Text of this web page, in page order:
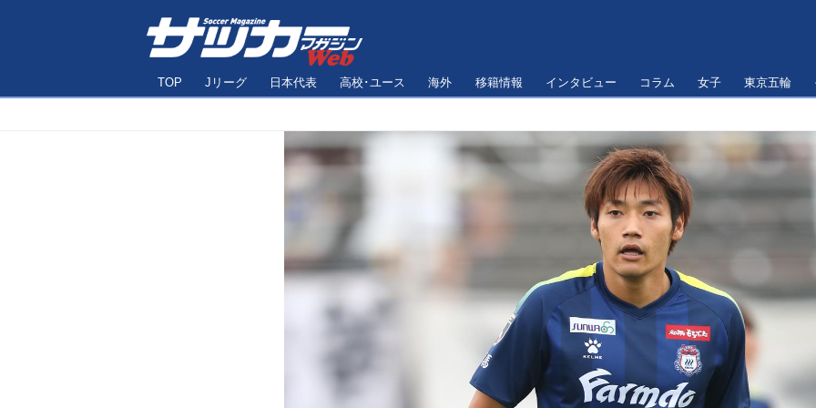
TOP Jリーグ 日本代表 高校･ユース 海外 移籍情報 インタビュー コラム 女子 東京五輪